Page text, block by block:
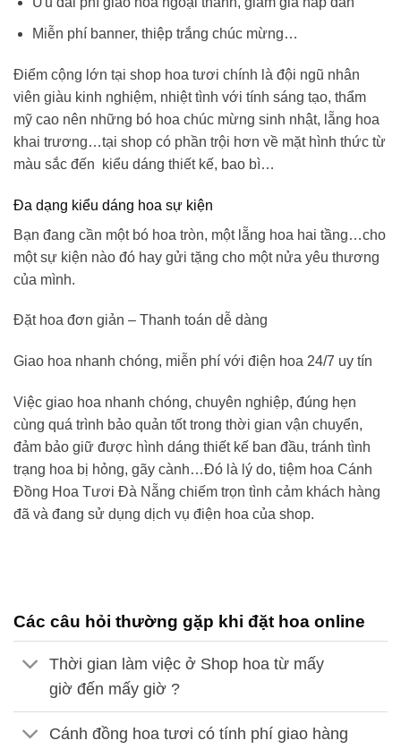
Miễn phí banner, thiệp trắng chúc mừng…
Điểm cộng lớn tại shop hoa tươi chính là đội ngũ nhân
viên giàu kinh nghiệm, nhiệt tình với tính sáng tạo, thẩm
mỹ cao nên những bó hoa chúc mừng sinh nhật, lẵng hoa
khai trương…tại shop có phần trội hơn về mặt hình thức từ
màu sắc đến kiểu dáng thiết kế, bao bì…
Đa dạng kiểu dáng hoa sự kiện
Bạn đang cần một bó hoa tròn, một lẵng hoa hai tầng…cho
một sự kiện nào đó hay gửi tặng cho một nửa yêu thương
của mình.
Đặt hoa đơn giản – Thanh toán dễ dàng
Giao hoa nhanh chóng, miễn phí với điện hoa 24/7 uy tín
Việc giao hoa nhanh chóng, chuyên nghiệp, đúng hẹn
cùng quá trình bảo quản tốt trong thời gian vận chuyển,
đảm bảo giữ được hình dáng thiết kế ban đầu, tránh tình
trạng hoa bị hỏng, gãy cành…Đó là lý do, tiệm hoa Cánh
Đồng Hoa Tươi Đà Nẵng chiếm trọn tình cảm khách hàng
đã và đang sử dụng dịch vụ điện hoa của shop.
Các câu hỏi thường gặp khi đặt hoa online
Thời gian làm việc ở Shop hoa từ mấy
giờ đến mấy giờ ?
Cánh đồng hoa tươi có tính phí giao hàng